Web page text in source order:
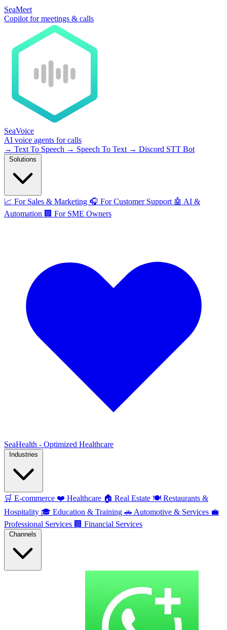
SeaMeet
Copilot for meetings & calls
SeaVoice
AI voice agents for calls
→ Text To Speech → Speech To Text → Discord STT Bot
📈 For Sales & Marketing 🎧 For Customer Support 🤖 AI &
Automation 🏢 For SME Owners
SeaHealth - Optimized Healthcare
🛒 E-commerce ❤️ Healthcare 🏠 Real Estate 🍽️ Restaurants &
Hospitality 🎓 Education & Training 🚗 Automotive & Services 💼
Professional Services 🏢 Financial Services